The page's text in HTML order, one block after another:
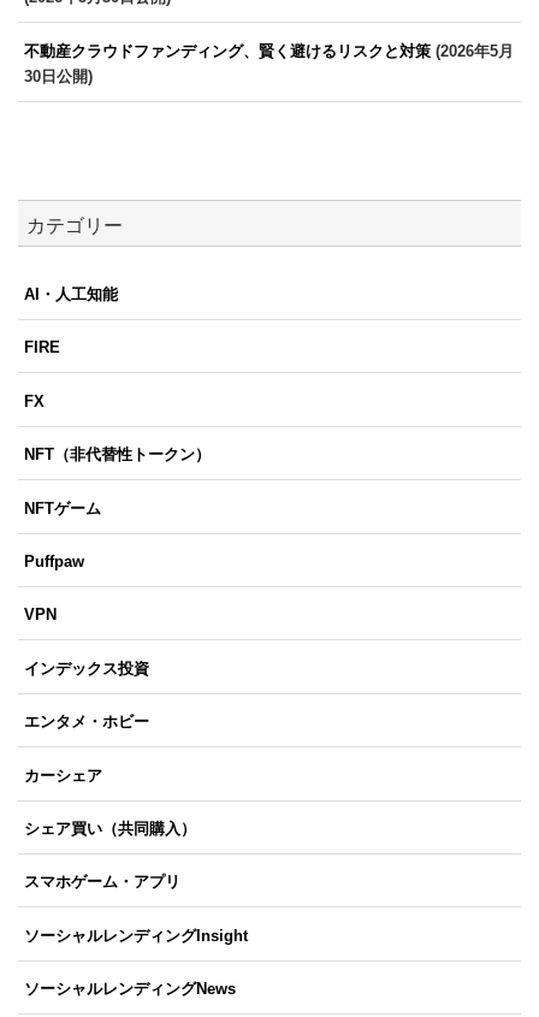
不動産クラウドファンディング、賢く避けるリスクと対策 (2026年5月
30日公開)
カテゴリー
AI・人工知能
FIRE
FX
NFT（非代替性トークン）
NFTゲーム
Puffpaw
VPN
インデックス投資
エンタメ・ホビー
カーシェア
シェア買い（共同購入）
スマホゲーム・アプリ
ソーシャルレンディングInsight
ソーシャルレンディングNews